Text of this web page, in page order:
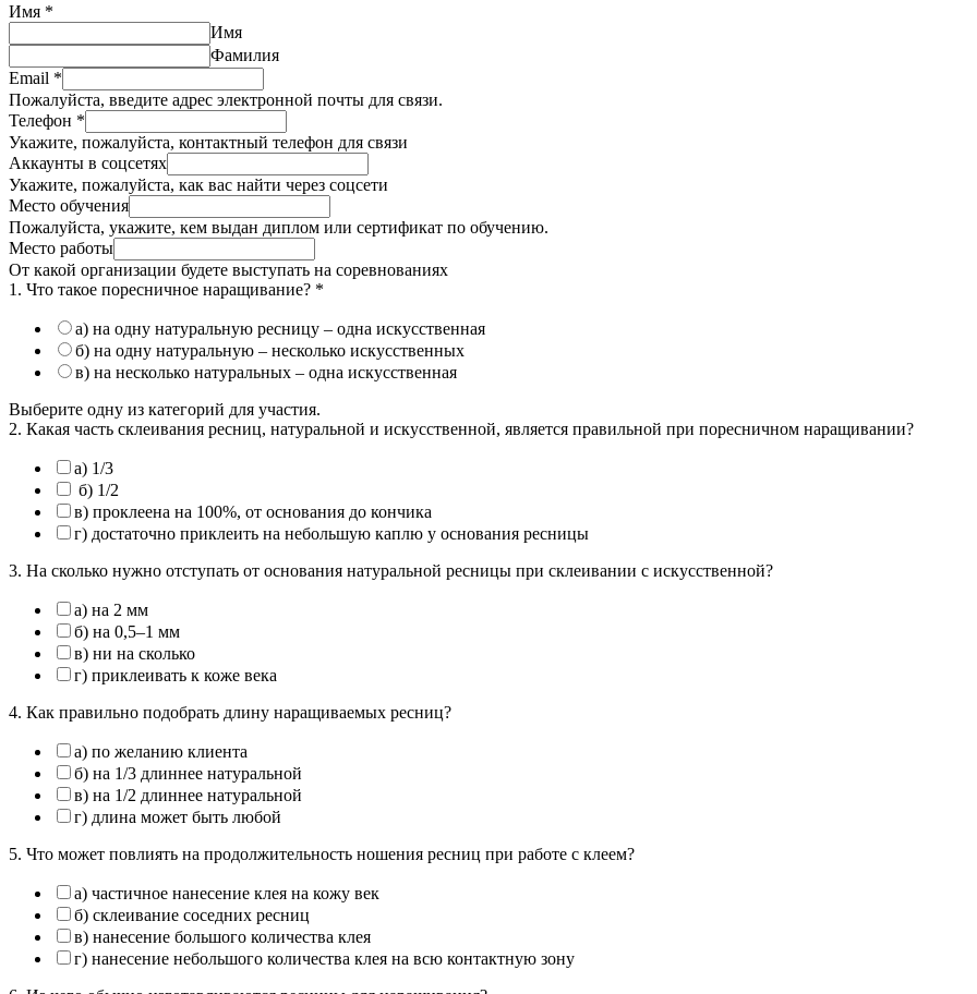
Имя *
Имя
Фамилия
Email *
Пожалуйста, введите адрес электронной почты для связи.
Телефон *
Укажите, пожалуйста, контактный телефон для связи
Аккаунты в соцсетях
Укажите, пожалуйста, как вас найти через соцсети
Место обучения
Пожалуйста, укажите, кем выдан диплом или сертификат по обучению.
Место работы
От какой организации будете выступать на соревнованиях
1. Что такое поресничное наращивание? *
а) на одну натуральную ресницу – одна искусственная
б) на одну натуральную – несколько искусственных
в) на несколько натуральных – одна искусственная
Выберите одну из категорий для участия.
2. Какая часть склеивания ресниц, натуральной и искусственной, является правильной при поресничном наращивании?
а) 1/3
б) 1/2
в) проклеена на 100%, от основания до кончика
г) достаточно приклеить на небольшую каплю у основания ресницы
3. На сколько нужно отступать от основания натуральной ресницы при склеивании с искусственной?
а) на 2 мм
б) на 0,5–1 мм
в) ни на сколько
г) приклеивать к коже века
4. Как правильно подобрать длину наращиваемых ресниц?
а) по желанию клиента
б) на 1/3 длиннее натуральной
в) на 1/2 длиннее натуральной
г) длина может быть любой
5. Что может повлиять на продолжительность ношения ресниц при работе с клеем?
а) частичное нанесение клея на кожу век
б) склеивание соседних ресниц
в) нанесение большого количества клея
г) нанесение небольшого количества клея на всю контактную зону